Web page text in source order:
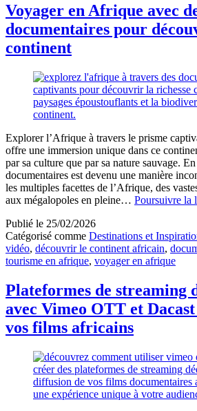
avec
tissus
wax
et
mobilier
artisanal
en
bois
sculpté
Voyager en Afrique avec
documentaires pour
continent
Explorer l’Afrique à travers le prisme
offre une immersion unique dans ce
par sa culture que par sa nature sauvage.
documentaires est devenu une manière
les multiples facettes de l’Afrique, des
aux mégalopoles en pleine… Poursuivre la
Publié le 25/02/2026
Catégorisé comme Destinations et
vidéo, découvrir le continent africain,
tourisme en afrique, voyager en afrique
Plateformes de streaming
avec Vimeo OTT et
vos films africains